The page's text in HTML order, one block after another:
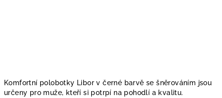
Komfortní polobotky Libor v černé barvě se šněrováním jsou
určeny pro muže, kteří si potrpí na pohodlí a kvalitu.